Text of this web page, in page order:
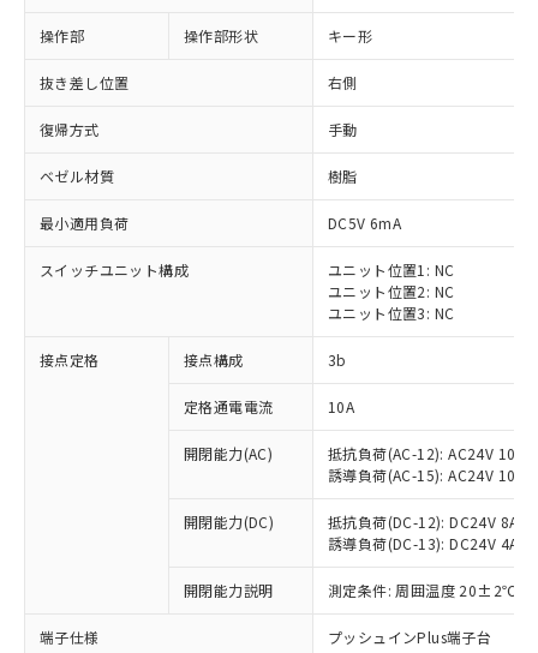
操作部 操作部形状 キー形
抜き差し位置 右側
復帰方式 手動
ベゼル材質 樹脂
最小適用負荷 DC5V 6mA
スイッチユニット構成
ユニット位置1: NC
ユニット位置2: NC
ユニット位置3: NC
接点定格 接点構成 3b
定格通電電流 10A
開閉能力(AC)
抵抗負荷(AC-12): AC24V 10A/
誘導負荷(AC-15): AC24V
開閉能力(DC)
抵抗負荷(DC-12): DC24V 8A/
誘導負荷(DC-13): DC24V 4A/
開閉能力説明 測定条件: 周囲温度 20±2℃、
端子仕様 プッシュインPlus端子台
ご利用条件
対応済み：EU RoHS指令（10物質）の
非含有に対応した製品が提供可能な商品で
対応予定：EU RoHS指令（10物質）の非含
有に対応した製品に切り替える予定のある
対応予定なし：EU RoHS指令（10物質）の